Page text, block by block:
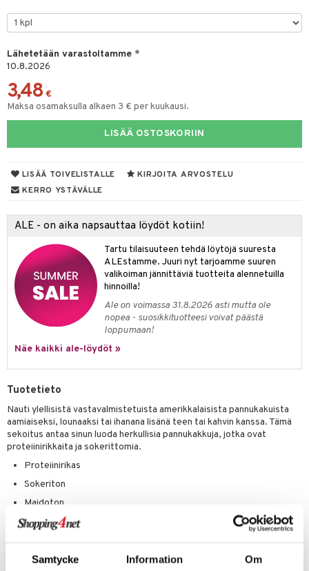
Samtycke Information Om
Lähetetään varastoltamme *
10.8.2026
3,48 €
Maksa osamaksulla alkaen 3 € per kuukausi.
LISÄÄ OSTOSKORIIN
LISÄÄ TOIVELISTALLE
KIRJOITA ARVOSTELU
KERRO YSTÄVÄLLE
ALE - on aika napsauttaa löydöt kotiin!
Tartu tilaisuuteen tehdä löytöjä suuresta
ALEstamme. Juuri nyt tarjoamme suuren
valikoiman jännittäviä tuotteita alennetuilla
hinnoilla!
Ale on voimassa 31.8.2026 asti mutta ole
nopea - suosikkituotteesi voivat päästä
loppumaan!
Näe kaikki ale-löydöt »
Tuotetieto
Nauti ylellisistä vastavalmistetuista amerikkalaisista pannukakuista
aamiaiseksi, lounaaksi tai ihanana lisänä teen tai kahvin kanssa. Tämä
sekoitus antaa sinun luoda herkullisia pannukakkuja, jotka ovat
proteiinirikkaita ja sokerittomia.
Proteiinirikas
Sokeriton
Maidoton
Gluteeniton
Ainesosat
pigmentti
tuotteet
hoito
jalat
hoito
hoito
tarvikkeet
hoito
öljyt
kuorinta
&mineraalit
& imetys
& PMS
lihakset
käytettävät
intoleranssi
alentavat